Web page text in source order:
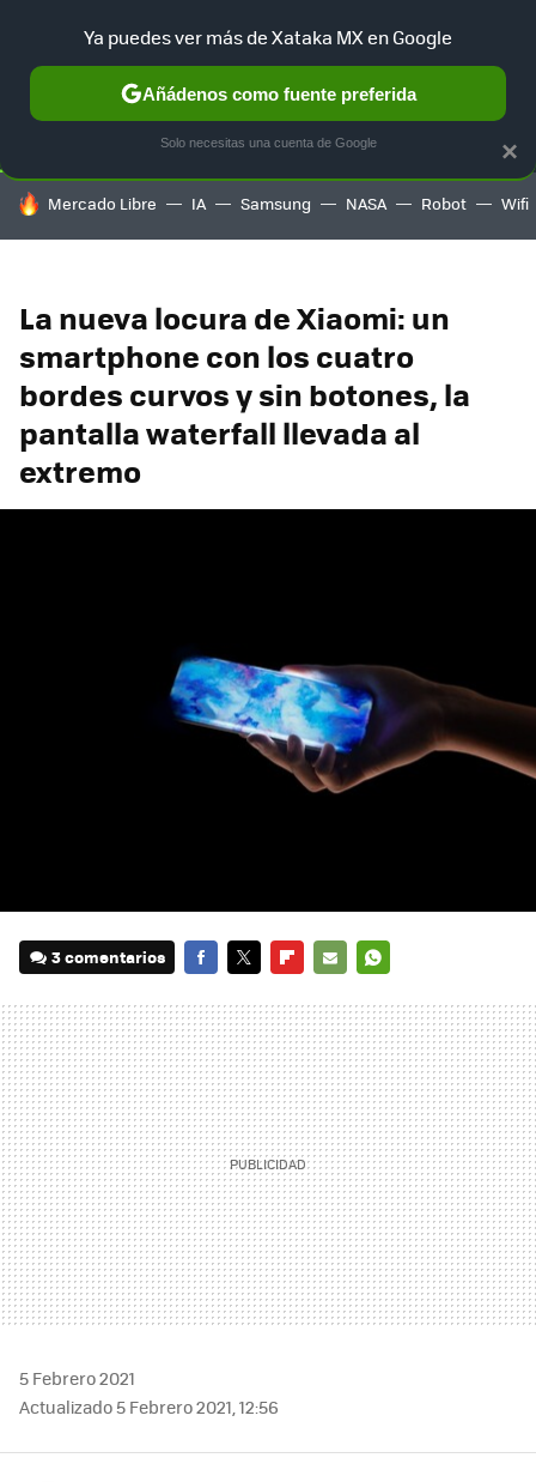
SELECCIÓN GAMING HOME AUTO TERRITORIO
HOY SE HABLA DE
Mercado Libre IA Samsung NASA Robot Wifi
La nueva locura de Xiaomi: un
smartphone con los cuatro
bordes curvos y sin botones, la
pantalla waterfall llevada al
extremo
3 comentarios
MAIL
5 Febrero 2021
Actualizado 5 Febrero 2021, 12:56
×
Ya puedes ver más de Xataka MX en Google
Añádenos como fuente preferida
Solo necesitas una cuenta de Google